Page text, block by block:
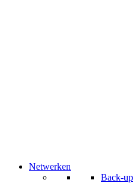
Netwerken
Back-up